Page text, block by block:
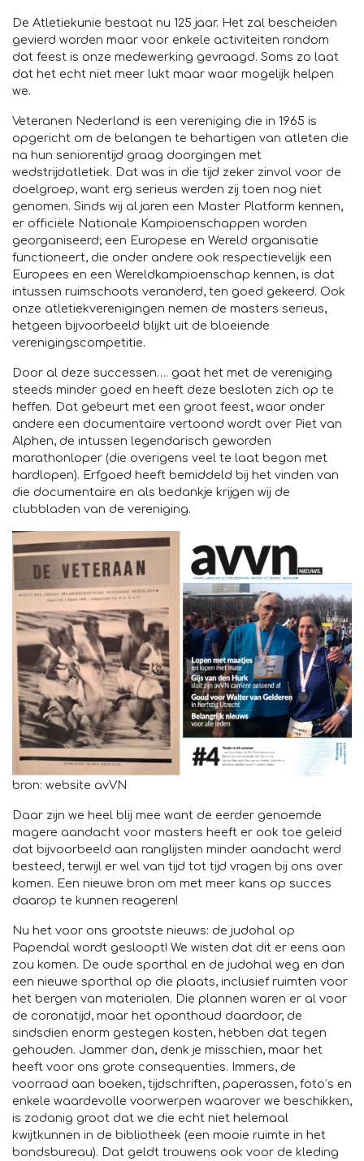
De Atletiekunie bestaat nu 125 jaar. Het zal bescheiden
gevierd worden maar voor enkele activiteiten rondom
dat feest is onze medewerking gevraagd. Soms zo laat
dat het echt niet meer lukt maar waar mogelijk helpen
we.
Veteranen Nederland is een vereniging die in 1965 is
opgericht om de belangen te behartigen van atleten die
na hun seniorentijd graag doorgingen met
wedstrijdatletiek. Dat was in die tijd zeker zinvol voor de
doelgroep, want erg serieus werden zij toen nog niet
genomen. Sinds wij al jaren een Master Platform kennen,
er officiële Nationale Kampioenschappen worden
georganiseerd; een Europese en Wereld organisatie
functioneert, die onder andere ook respectievelijk een
Europees en een Wereldkampioenschap kennen, is dat
intussen ruimschoots veranderd, ten goed gekeerd. Ook
onze atletiekverenigingen nemen de masters serieus,
hetgeen bijvoorbeeld blijkt uit de bloeiende
verenigingscompetitie.
Door al deze successen…. gaat het met de vereniging
steeds minder goed en heeft deze besloten zich op te
heffen. Dat gebeurt met een groot feest, waar onder
andere een documentaire vertoond wordt over Piet van
Alphen, de intussen legendarisch geworden
marathonloper (die overigens veel te laat begon met
hardlopen). Erfgoed heeft bemiddeld bij het vinden van
die documentaire en als bedankje krijgen wij de
clubbladen van de vereniging.
bron: website avVN
Daar zijn we heel blij mee want de eerder genoemde
magere aandacht voor masters heeft er ook toe geleid
dat bijvoorbeeld aan ranglijsten minder aandacht werd
besteed, terwijl er wel van tijd tot tijd vragen bij ons over
komen. Een nieuwe bron om met meer kans op succes
daarop te kunnen reageren!
Nu het voor ons grootste nieuws: de judohal op
Papendal wordt gesloopt! We wisten dat dit er eens aan
zou komen. De oude sporthal en de judohal weg en dan
een nieuwe sporthal op die plaats, inclusief ruimten voor
het bergen van materialen. Die plannen waren er al voor
de coronatijd, maar het oponthoud daardoor, de
sindsdien enorm gestegen kosten, hebben dat tegen
gehouden. Jammer dan, denk je misschien, maar het
heeft voor ons grote consequenties. Immers, de
voorraad aan boeken, tijdschriften, paperassen, foto’s en
enkele waardevolle voorwerpen waarover we beschikken,
is zodanig groot dat we die echt niet helemaal
kwijtkunnen in de bibliotheek (een mooie ruimte in het
bondsbureau). Dat geldt trouwens ook voor de kleding